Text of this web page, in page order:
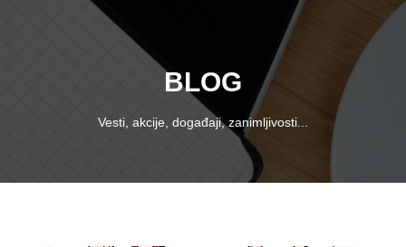
BLOG
Vesti, akcije, događaji, zanimljivosti...